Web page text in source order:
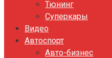
Тюнинг
Суперкары
Видео
Автоспорт
Авто-бизнес